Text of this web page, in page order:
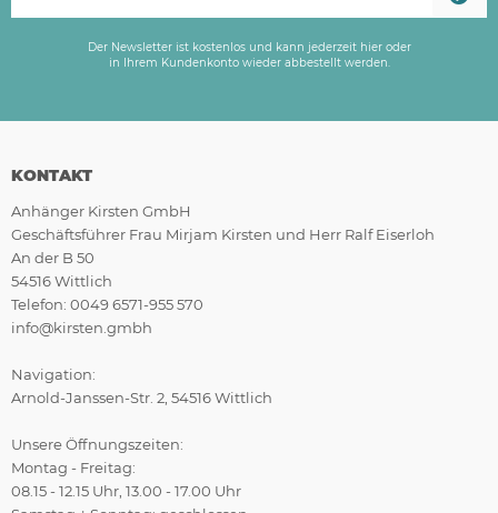
Der Newsletter ist kostenlos und kann jederzeit hier oder
in Ihrem Kundenkonto wieder abbestellt werden.
KONTAKT
Anhänger Kirsten GmbH
Geschäftsführer Frau Mirjam Kirsten und Herr Ralf Eiserloh
An der B 50
54516 Wittlich
Telefon: 0049 6571-955 570
info@kirsten.gmbh
Navigation:
Arnold-Janssen-Str. 2, 54516 Wittlich
Unsere Öffnungszeiten:
Montag - Freitag:
08.15 - 12.15 Uhr, 13.00 - 17.00 Uhr